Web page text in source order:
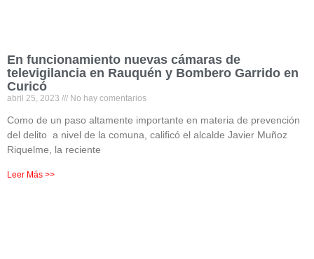
En funcionamiento nuevas cámaras de
televigilancia en Rauquén y Bombero Garrido en
Curicó
abril 25, 2023 No hay comentarios
Como de un paso altamente importante en materia de prevención
del delito a nivel de la comuna, calificó el alcalde Javier Muñoz
Riquelme, la reciente
Leer Más >>